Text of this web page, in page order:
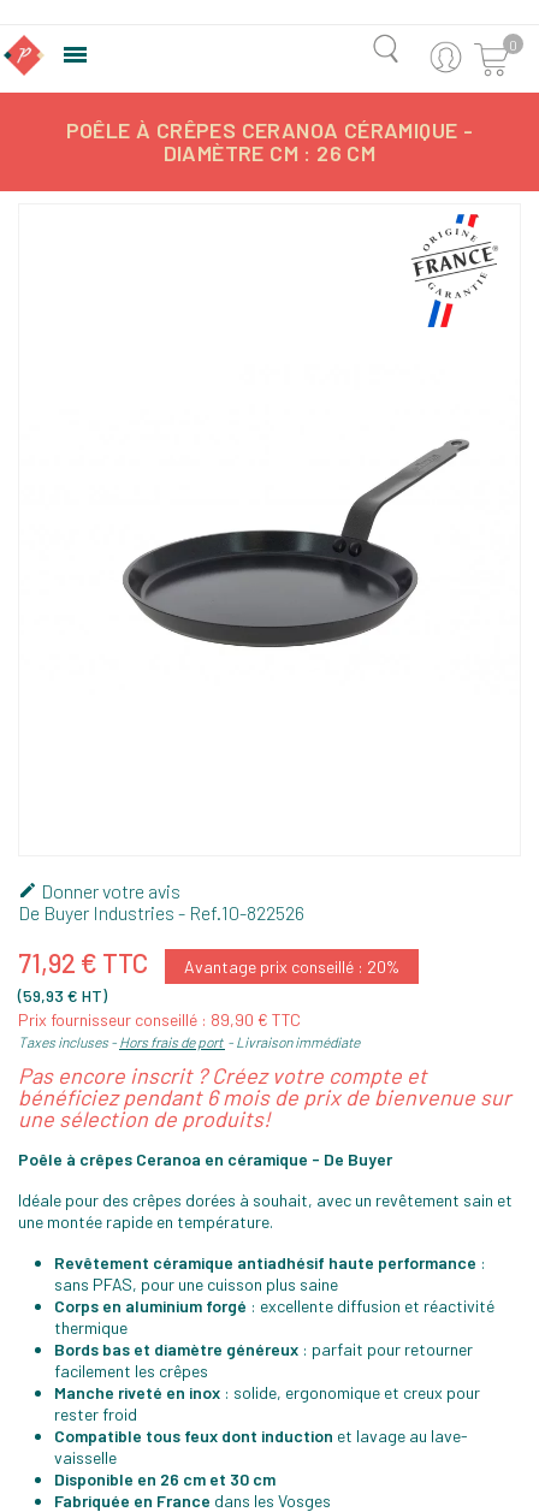
 0
POÊLE À CRÊPES CERANOA CÉRAMIQUE -
DIAMÈTRE CM : 26 CM
 Donner votre avis
De Buyer Industries - Ref. 10-822526
71,92 € TTC
Avantage prix conseillé : 20%
(59,93 € HT)
Prix fournisseur conseillé : 89,90 € TTC
Taxes incluses Hors frais de port Livraison immédiate
Pas encore inscrit ? Créez votre compte et
bénéficiez pendant 6 mois de prix de bienvenue sur
une sélection de produits!
Poêle à crêpes Ceranoa en céramique - De Buyer
Idéale pour des crêpes dorées à souhait, avec un revêtement sain et
une montée rapide en température.
Revêtement céramique antiadhésif haute performance :
sans PFAS, pour une cuisson plus saine
Corps en aluminium forgé : excellente diffusion et réactivité
thermique
Bords bas et diamètre généreux : parfait pour retourner
facilement les crêpes
Manche riveté en inox : solide, ergonomique et creux pour
rester froid
Compatible tous feux dont induction et lavage au lave-
vaisselle
Disponible en 26 cm et 30 cm
Fabriquée en France dans les Vosges